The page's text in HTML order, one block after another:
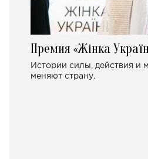
Премия «Жінка
Истории силы, действия и
меняют страну.